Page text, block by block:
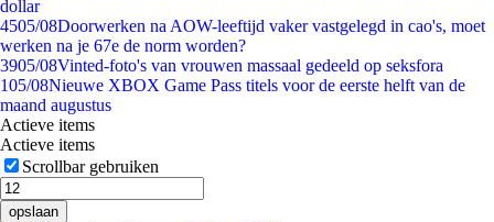
dollar
4505/08Doorwerken na AOW-leeftijd vaker vastgelegd in cao's, moet
werken na je 67e de norm worden?
3905/08Vinted-foto's van vrouwen massaal gedeeld op seksfora
105/08Nieuwe XBOX Game Pass titels voor de eerste helft van de
maand augustus
Actieve items
Actieve items
Scrollbar gebruiken
opslaan